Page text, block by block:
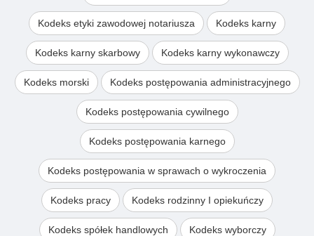
Kodeks etyki zawodowej notariusza Kodeks karny
Kodeks karny skarbowy Kodeks karny wykonawczy
Kodeks morski Kodeks postępowania administracyjnego
Kodeks postępowania cywilnego
Kodeks postępowania karnego
Kodeks postępowania w sprawach o wykroczenia
Kodeks pracy Kodeks rodzinny I opiekuńczy
Kodeks spółek handlowych Kodeks wyborczy